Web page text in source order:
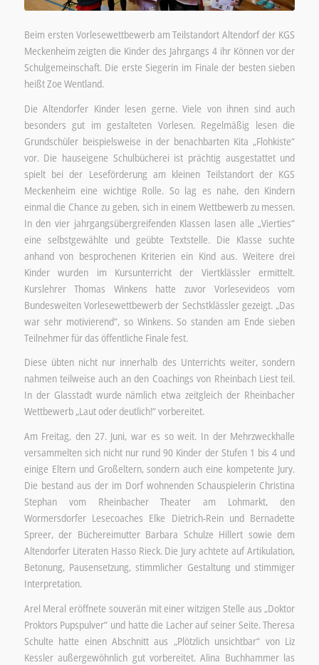
Beim ersten Vorlesewettbewerb am Teilstandort Altendorf der KGS
Meckenheim zeigten die Kinder des Jahrgangs 4 ihr Können vor der
Schulgemeinschaft. Die erste Siegerin im Finale der besten sieben
heißt Zoe Wentland.
Die Altendorfer Kinder lesen gerne. Viele von ihnen sind auch
besonders gut im gestalteten Vorlesen. Regelmäßig lesen die
Grundschüler beispielsweise in der benachbarten Kita „Flohkiste“
vor. Die hauseigene Schulbücherei ist prächtig ausgestattet und
spielt bei der Leseförderung am kleinen Teilstandort der KGS
Meckenheim eine wichtige Rolle. So lag es nahe, den Kindern
einmal die Chance zu geben, sich in einem Wettbewerb zu messen.
In den vier jahrgangsübergreifenden Klassen lasen alle „Vierties“
eine selbstgewählte und geübte Textstelle. Die Klasse suchte
anhand von besprochenen Kriterien ein Kind aus. Weitere drei
Kinder wurden im Kursunterricht der Viertklässler ermittelt.
Kurslehrer Thomas Winkens hatte zuvor Vorlesevideos vom
Bundesweiten Vorlesewettbewerb der Sechstklässler gezeigt. „Das
war sehr motivierend“, so Winkens. So standen am Ende sieben
Teilnehmer für das öffentliche Finale fest.
Diese übten nicht nur innerhalb des Unterrichts weiter, sondern
nahmen teilweise auch an den Coachings von Rheinbach Liest teil.
In der Glasstadt wurde nämlich etwa zeitgleich der Rheinbacher
Wettbewerb „Laut oder deutlich!“ vorbereitet.
Am Freitag, den 27. Juni, war es so weit. In der Mehrzweckhalle
versammelten sich nicht nur rund 90 Kinder der Stufen 1 bis 4 und
einige Eltern und Großeltern, sondern auch eine kompetente Jury.
Die bestand aus der im Dorf wohnenden Schauspielerin Christina
Stephan vom Rheinbacher Theater am Lohmarkt, den
Wormersdorfer Lesecoaches Elke Dietrich-Rein und Bernadette
Spreer, der Büchereimutter Barbara Schulze Hillert sowie dem
Altendorfer Literaten Hasso Rieck. Die Jury achtete auf Artikulation,
Betonung, Pausensetzung, stimmlicher Gestaltung und stimmiger
Interpretation.
Arel Meral eröffnete souverän mit einer witzigen Stelle aus „Doktor
Proktors Pupspulver“ und hatte die Lacher auf seiner Seite. Theresa
Schulte hatte einen Abschnitt aus „Plötzlich unsichtbar“ von Liz
Kessler außergewöhnlich gut vorbereitet. Alina Buchhammer las